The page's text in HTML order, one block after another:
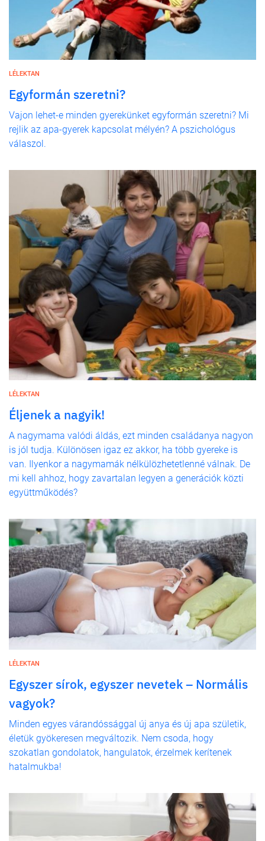
LÉLEKTAN
Egyformán szeretni?
Vajon lehet-e minden gyerekünket egyformán szeretni? Mi
rejlik az apa-gyerek kapcsolat mélyén? A pszichológus
válaszol.
LÉLEKTAN
Éljenek a nagyik!
A nagymama valódi áldás, ezt minden családanya nagyon
is jól tudja. Különösen igaz ez akkor, ha több gyereke is
van. Ilyenkor a nagymamák nélkülözhetetlenné válnak. De
mi kell ahhoz, hogy zavartalan legyen a generációk közti
együttműködés?
LÉLEKTAN
Egyszer sírok, egyszer nevetek – Normális
vagyok?
Minden egyes várandóssággal új anya és új apa születik,
életük gyökeresen megváltozik. Nem csoda, hogy
szokatlan gondolatok, hangulatok, érzelmek kerítenek
hatalmukba!